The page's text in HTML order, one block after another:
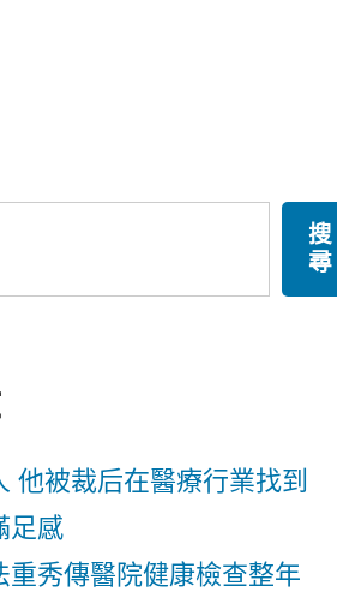
搜
尋
他被裁后在醫療行業找到
足感
重秀傳醫院健康檢查整年